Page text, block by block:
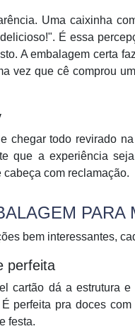
Uma caixinha
É essa
A embalagem certa
vez que cê comprou
todo revirado
que a experiência
com reclamação.
PARA
bem interessantes,
perfeita
cartão dá a estrutura
perfeita pra doces
festa.